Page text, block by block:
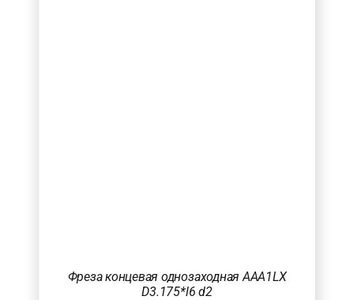
Фреза концевая однозаходная AAA1LX
D3.175*l6 d2